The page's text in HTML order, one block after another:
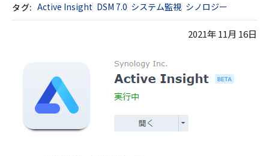
タグ: Active Insight DSM 7.0 システム監視 シノロジー
2021年 11月 16日